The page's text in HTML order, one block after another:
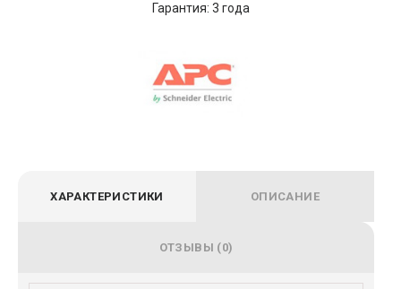
ХАРАКТЕРИСТИКИ ОПИСАНИЕ
ОТЗЫВЫ (0)
Гарантия: 3 года